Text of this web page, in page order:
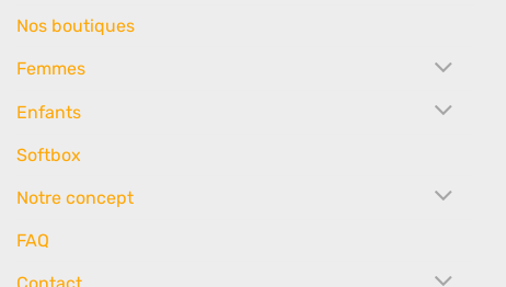
Nos boutiques
Femmes
Enfants
Softbox
Notre concept
FAQ
Contact